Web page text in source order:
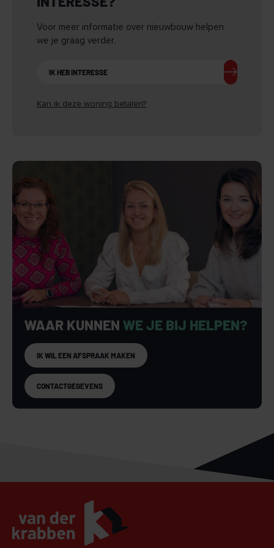
Voor meer informatie over nieuwbouw helpen
we je graag verder.
IK HEB INTERESSE
Kan ik deze woning betalen?
WAAR KUNNEN WE JE BIJ HELPEN?
IK WIL EEN AFSPRAAK MAKEN
CONTACTGEGEVENS